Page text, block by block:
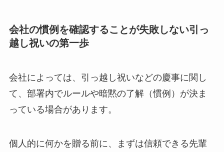
会社の慣例を確認することが失敗しない引っ
越し祝いの第一歩
会社によっては、引っ越し祝いなどの慶事に関し
て、部署内でルールや暗黙の了解（慣例）が決ま
っている場合があります。
個人的に何かを贈る前に、まずは信頼できる先輩